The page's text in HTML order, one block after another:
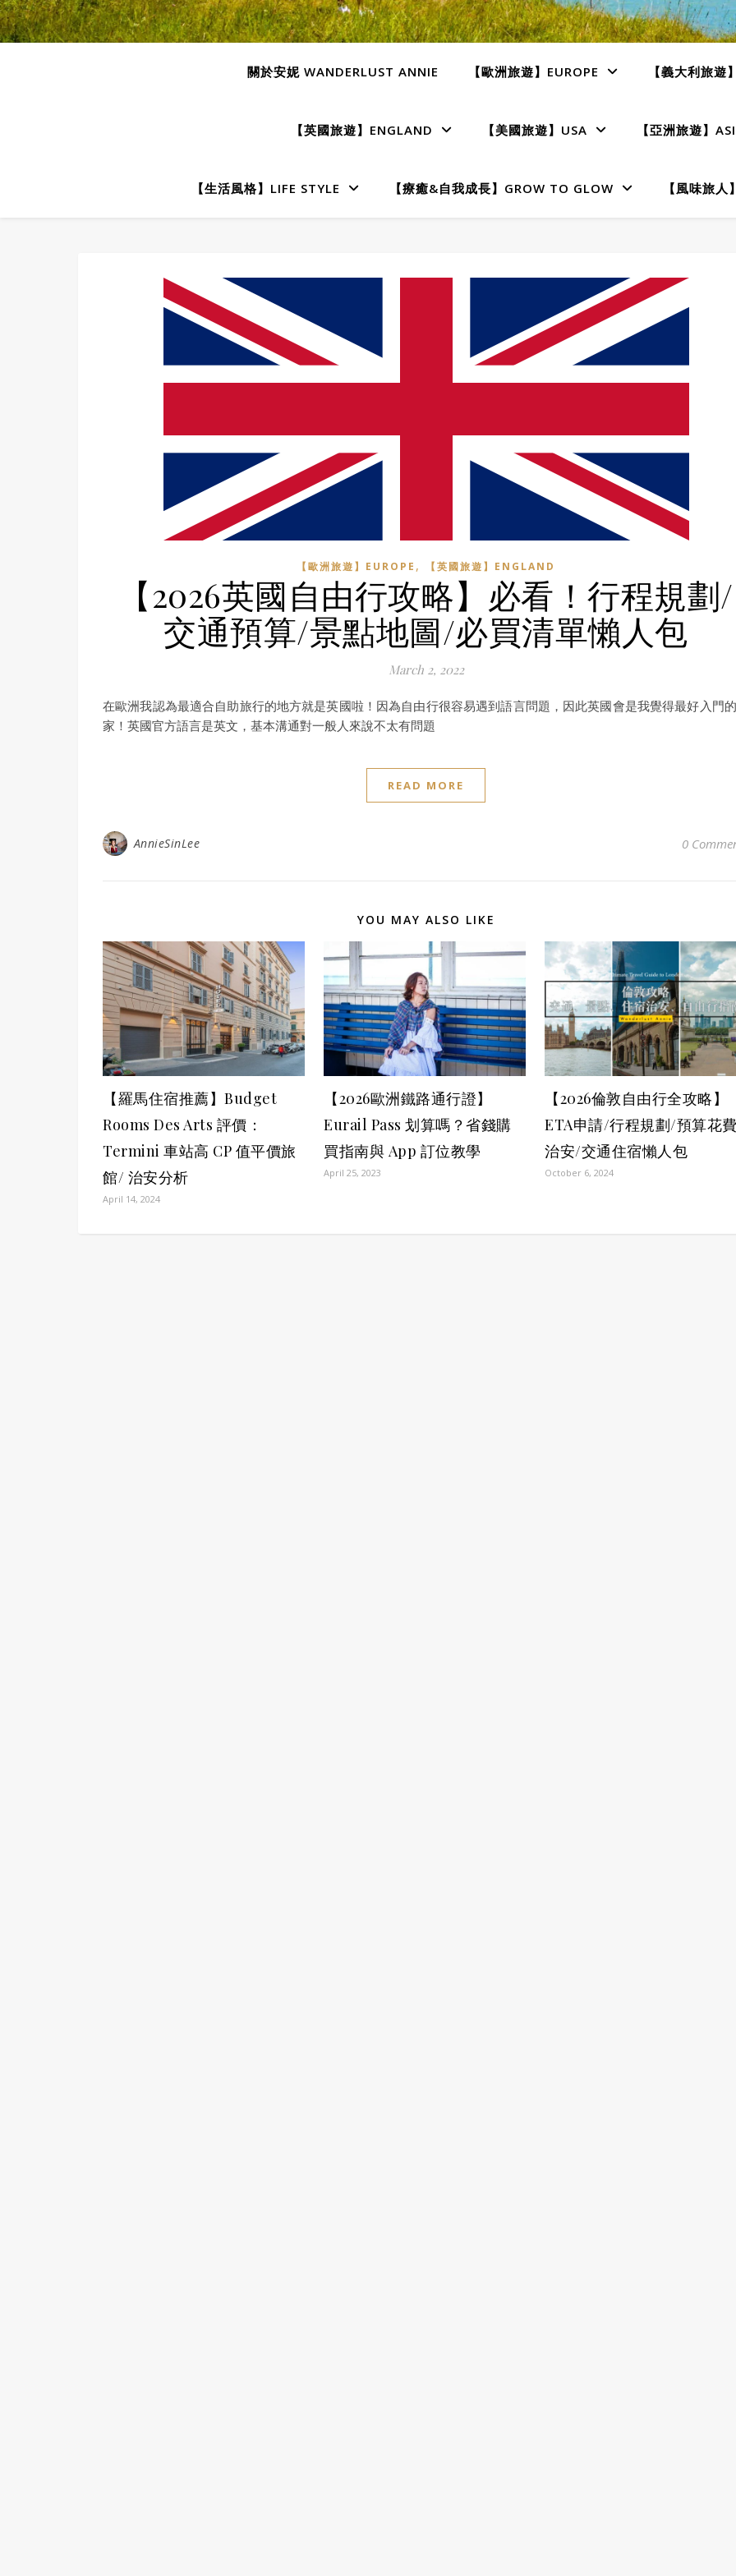
關於安妮 WANDERLUST ANNIE 【歐洲旅遊】EUROPE 【義大利旅遊
【英國旅遊】ENGLAND 【美國旅遊】USA 【亞洲旅遊】
【生活風格】LIFE STYLE 【療癒&自我成長】GROW TO GLOW 【風味旅人
【歐洲旅遊】EUROPE , 【英國旅遊】ENGLAND
【2026英國自由行攻略】必看！行程規劃/
交通預算/景點地圖/必買清單懶人包
March 2, 2022
在歐洲我認為最適合自助旅行的地方就是英國啦！因為自由行很容易遇到語言問題，因此英國會是我覺得最好入門
家！英國官方語言是英文，基本溝通對一般人來說不太有問題
READ MORE
AnnieSinLee 0
YOU MAY ALSO LIKE
【羅馬住宿推薦】Budget
Rooms Des Arts 評價：
Termini 車站高 CP 值平價旅
館/ 治安分析
April 14, 2024
【2026歐洲鐵路通行證】
Eurail Pass 划算嗎？省錢購
買指南與 App 訂位教學
April 25, 2023
【2026倫敦自由行全攻略】
ETA申請/行程規劃/預算花
治安/交通住宿懶人包
October 6, 2024